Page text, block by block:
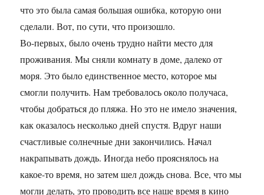
что это была самая большая ошибка, которую они
сделали. Вот, по сути, что произошло.
Во-первых, было очень трудно найти место для
проживания. Мы сняли комнату в доме, далеко от
моря. Это было единственное место, которое мы
смогли получить. Нам требовалось около получаса,
чтобы добраться до пляжа. Но это не имело значения,
как оказалось несколько дней спустя. Вдруг наши
счастливые солнечные дни закончились. Начал
накрапывать дождь. Иногда небо прояснялось на
какое-то время, но затем шел дождь снова. Все, что мы
могли делать, это проводить все наше время в кино